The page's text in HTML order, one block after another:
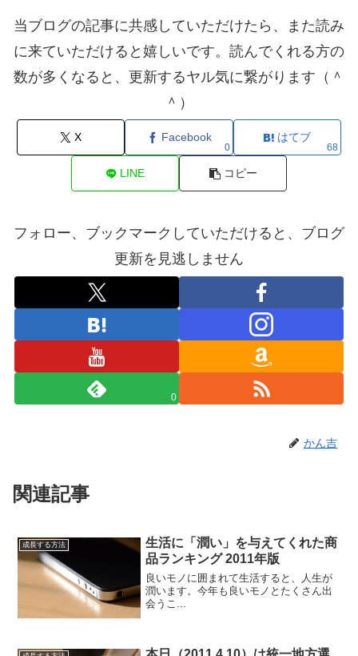
当ブログの記事に共感していただけたら、また読み
に来ていただけると嬉しいです。読んでくれる方の
数が多くなると、更新するヤル気に繋がります（＾
＾）
X Facebook
0
はてブ
68
LINE コピー
フォロー、ブックマークしていただけると、ブログ
更新を見逃しません
0
かん吉
関連記事
成長する方法
生活に「潤い」を与えてくれた商
品ランキング 2011年版
良いモノに囲まれて生活すると、人生が
潤います。今年も良いモノとたくさん出
会うこ...